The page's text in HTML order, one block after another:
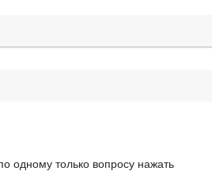
одному только вопросу нажать